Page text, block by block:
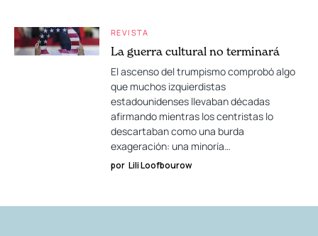
REVISTA
La guerra cultural no terminará
El ascenso del trumpismo comprobó algo
que muchos izquierdistas
estadounidenses llevaban décadas
afirmando mientras los centristas lo
descartaban como una burda
exageración: una minoría…
por Lili Loofbourow